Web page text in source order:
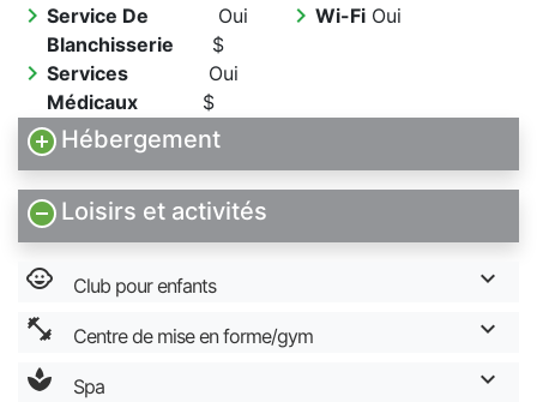
chevron_right Service De
Blanchisserie
Oui
$
chevron_right Services
Médicaux
Oui
$
chevron_right Wi-Fi Oui
Hébergement
Loisirs et activités
child_care Club pour enfants
fitness_center Centre de mise en forme/gym
spa Spa